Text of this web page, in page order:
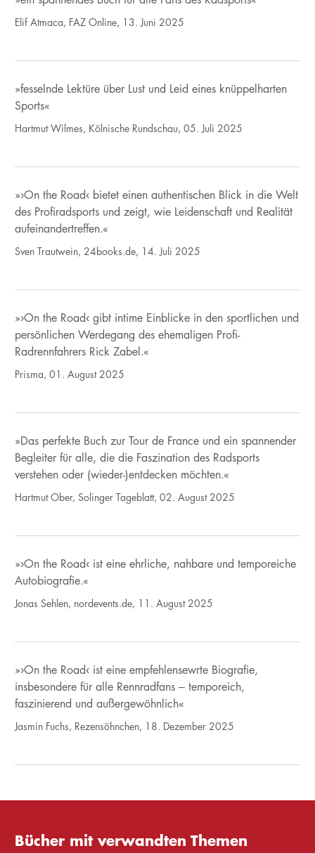
Elif Atmaca, FAZ Online, 13. Juni 2025
»fesselnde Lektüre über Lust und Leid eines knüppelharten
Sports«
Hartmut Wilmes, Kölnische Rundschau, 05. Juli 2025
»›On the Road‹ bietet einen authentischen Blick in die Welt
des Profiradsports und zeigt, wie Leidenschaft und Realität
aufeinandertreffen.«
Sven Trautwein, 24books.de, 14. Juli 2025
»›On the Road‹ gibt intime Einblicke in den sportlichen und
persönlichen Werdegang des ehemaligen Profi-
Radrennfahrers Rick Zabel.«
Prisma, 01. August 2025
»Das perfekte Buch zur Tour de France und ein spannender
Begleiter für alle, die die Faszination des Radsports
verstehen oder (wieder-)entdecken möchten.«
Hartmut Ober, Solinger Tageblatt, 02. August 2025
»›On the Road‹ ist eine ehrliche, nahbare und temporeiche
Autobiografie.«
Jonas Sehlen, nordevents.de, 11. August 2025
»›On the Road‹ ist eine empfehlensewrte Biografie,
insbesondere für alle Rennradfans – temporeich,
faszinierend und außergewöhnlich«
Jasmin Fuchs, Rezensöhnchen, 18. Dezember 2025
Bücher mit verwandten Themen